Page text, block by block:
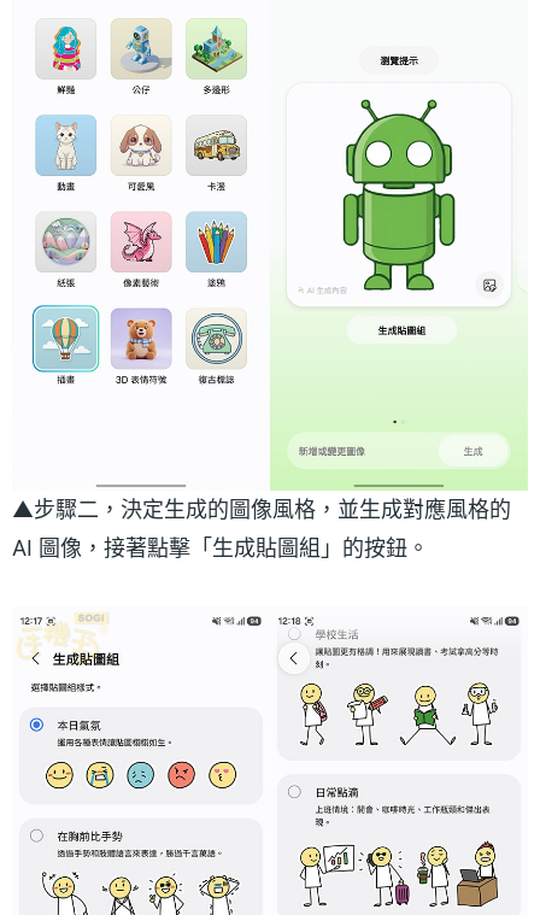
▲步驟二，決定生成的圖像風格，並生成對應風格的
AI 圖像，接著點擊「生成貼圖組」的按鈕。